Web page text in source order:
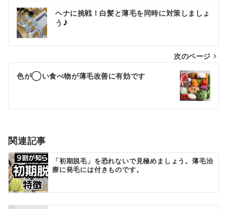
投
稿
ナ
ビ
ゲ
シ
ン
ヘナに挑戦！白髪と薄毛を同時に対策しましょ
う♪
次のページ
色が◯い食べ物が薄毛改善に有効です
関連記事
「初期脱毛」を恐れないで見極めましょう。薄毛治
療に発毛には付きものです。